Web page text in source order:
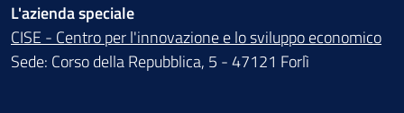
L'azienda speciale
CISE - Centro per l'innovazione e lo sviluppo economico
Sede: Corso della Repubblica, 5 - 47121 Forlì